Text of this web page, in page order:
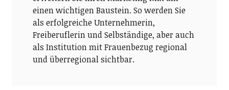
einen wichtigen Baustein. So werden Sie
als erfolgreiche Unternehmerin,
Freiberuflerin und Selbständige, aber auch
als Institution mit Frauenbezug regional
und überregional sichtbar.